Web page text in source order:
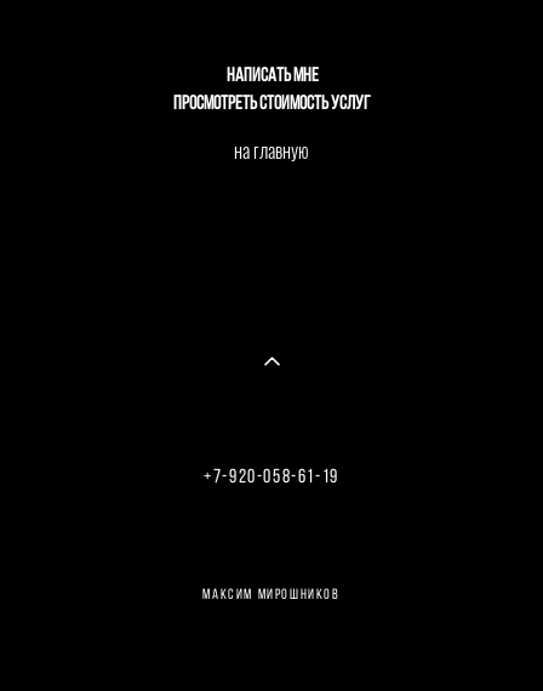
НАПИСАТЬ МНЕ
ПРОСМОТРЕТЬ СТОИМОСТЬ УСЛУГ
на главную
+7-920-058-61-19
максим мирошников